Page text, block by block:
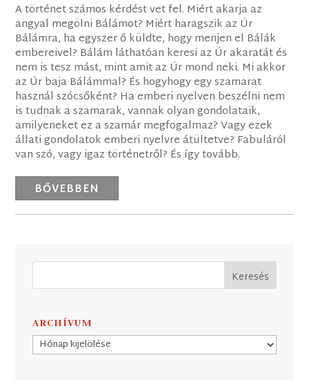
A történet számos kérdést vet fel. Miért akarja az
angyal megölni Bálámot? Miért haragszik az Úr
Bálámra, ha egyszer ő küldte, hogy menjen el Bálák
embereivel? Bálám láthatóan keresi az Úr akaratát és
nem is tesz mást, mint amit az Úr mond neki. Mi akkor
az Úr baja Bálámmal? És hogyhogy egy szamarat
használ szócsőként? Ha emberi nyelven beszélni nem
is tudnak a szamarak, vannak olyan gondolataik,
amilyeneket ez a szamár megfogalmaz? Vagy ezek
állati gondolatok emberi nyelvre átültetve? Fabuláról
van szó, vagy igaz történetről? És így tovább.
BŐVEBBEN
ARCHÍVUM
Archívum